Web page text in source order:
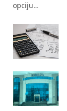
opciju…